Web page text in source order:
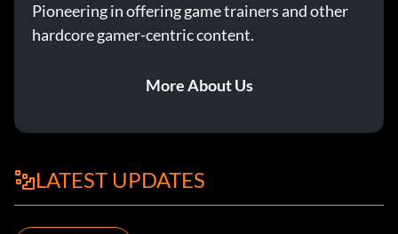
Pioneering in offering game trainers and other
hardcore gamer-centric content.
More About Us
LATEST UPDATES